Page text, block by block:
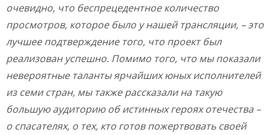
очевидно, что беспрецедентное количество
просмотров, которое было у нашей трансляции, – это
лучшее подтверждение того, что проект был
реализован успешно. Помимо того, что мы показали
невероятные таланты ярчайших юных исполнителей
из семи стран, мы также рассказали на такую
большую аудиторию об истинных героях отечества –
о спасателях, о тех, кто готов пожертвовать своей